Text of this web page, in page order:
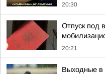
20:30
Отпуск под
20:21
Выходные в